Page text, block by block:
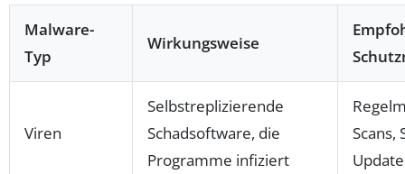
Malware-
Typ
Wirkungsweise
Viren
Selbstreplizierende
Schadsoftware, die
Programme infiziert
Scans,